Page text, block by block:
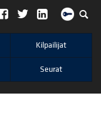
Kilpailijat
Seurat